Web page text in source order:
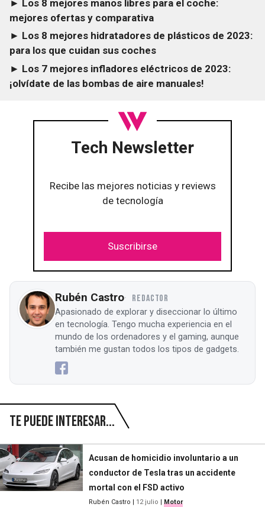
► Los 8 mejores manos libres para el coche:
mejores ofertas y comparativa
► Los 8 mejores hidratadores de plásticos de 2023:
para los que cuidan sus coches
► Los 7 mejores infladores eléctricos de 2023:
¡olvídate de las bombas de aire manuales!
Tech Newsletter
Recibe las mejores noticias y reviews
de tecnología
Suscribirse
Rubén Castro REDACTOR
Apasionado de explorar y diseccionar lo último
en tecnología. Tengo mucha experiencia en el
mundo de los ordenadores y el gaming, aunque
también me gustan todos los tipos de gadgets.
Te puede interesar...
Acusan de homicidio involuntario a un
conductor de Tesla tras un accidente
mortal con el FSD activo
Rubén Castro 12 julio Motor